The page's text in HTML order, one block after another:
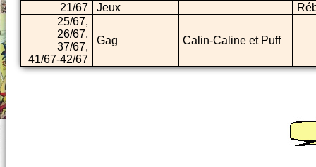
21/67
Jeux
25/67,
26/67,
37/67,
41/67-42/67
Gag Calin-Caline et Puff